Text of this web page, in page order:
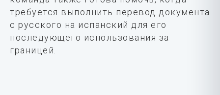
требуется выполнить перевод документа
с русского на испанский для его
последующего использования за
границей.